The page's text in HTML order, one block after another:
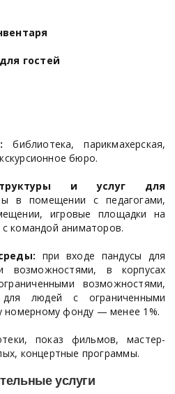
гостей
библиотека, парикмахерская,
бюро.
и услуг для
в помещении с педагогами,
игровые площадки на
командой аниматоров.
при входе пандусы для
возможностями, в корпусах
возможностями,
людей с ограниченными
фонду — менее 1%.
показ фильмов, мастер-
концертные программы.
услуги